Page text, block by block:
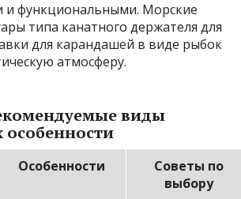
и функциональными. Морские
типа канатного держателя для
для карандашей в виде рыбок
атмосферу.
виды
особенности
Особенности
Советы по
выбору